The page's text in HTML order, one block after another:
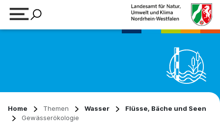
Home Themen Wasser
Flüsse, Bäche und Seen
Gewässerökologie